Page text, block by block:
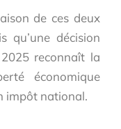
de ces deux
qu’une décision
reconnaît la
économique
impôt national.